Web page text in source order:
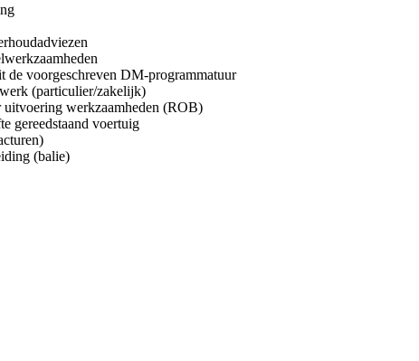
de voorgeschreven DM-programmatuur
(particulier/zakelijk)
werkzaamheden (ROB)
gereedstaand voertuig
(balie)